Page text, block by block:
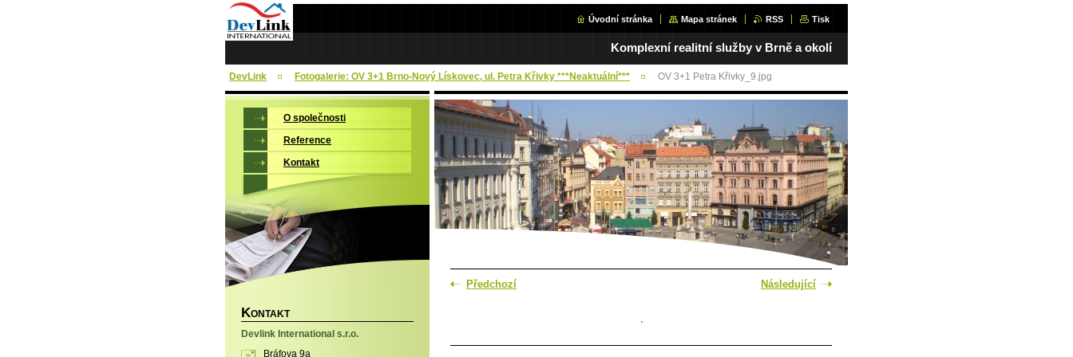
Úvodní stránka Mapa stránek RSS Tisk
Komplexní realitní služby v Brně a okolí
DevLink Fotogalerie: OV 3+1 Brno-Nový Lískovec, ul. Petra Křivky ***Neaktuální*** OV 3+1 Petra Křivky_9.jpg
Předchozí Následující
O společnosti
Reference
Kontakt
KONTAKT
Devlink International s.r.o.
Bráfova 9a